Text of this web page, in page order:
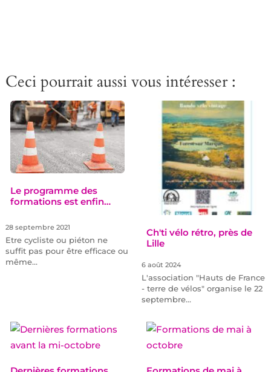
Ceci pourrait aussi vous intéresser :
Le programme des
formations est enfin…
28 septembre 2021
Etre cycliste ou piéton ne
suffit pas pour être efficace ou
même…
Ch'ti vélo rétro, près de
Lille
6 août 2024
L'association "Hauts de France
- terre de vélos" organise le 22
septembre…